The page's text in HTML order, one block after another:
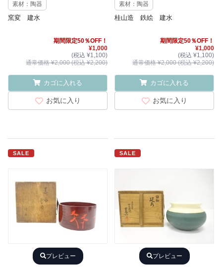
素材：陶器
窯変 建水
期間限定50％OFF！
¥1,000
(税込 ¥1,100)
通常価格 ¥2,000 (税込 ¥2,200)
カゴに入れる
お気に入り
素材：陶器
桂山造 鉄絵 建水
期間限定50％OFF！
¥1,000
(税込 ¥1,100)
通常価格 ¥2,000 (税込 ¥2,200)
カゴに入れる
お気に入り
SALE
プレビュー
SALE
プレビュー